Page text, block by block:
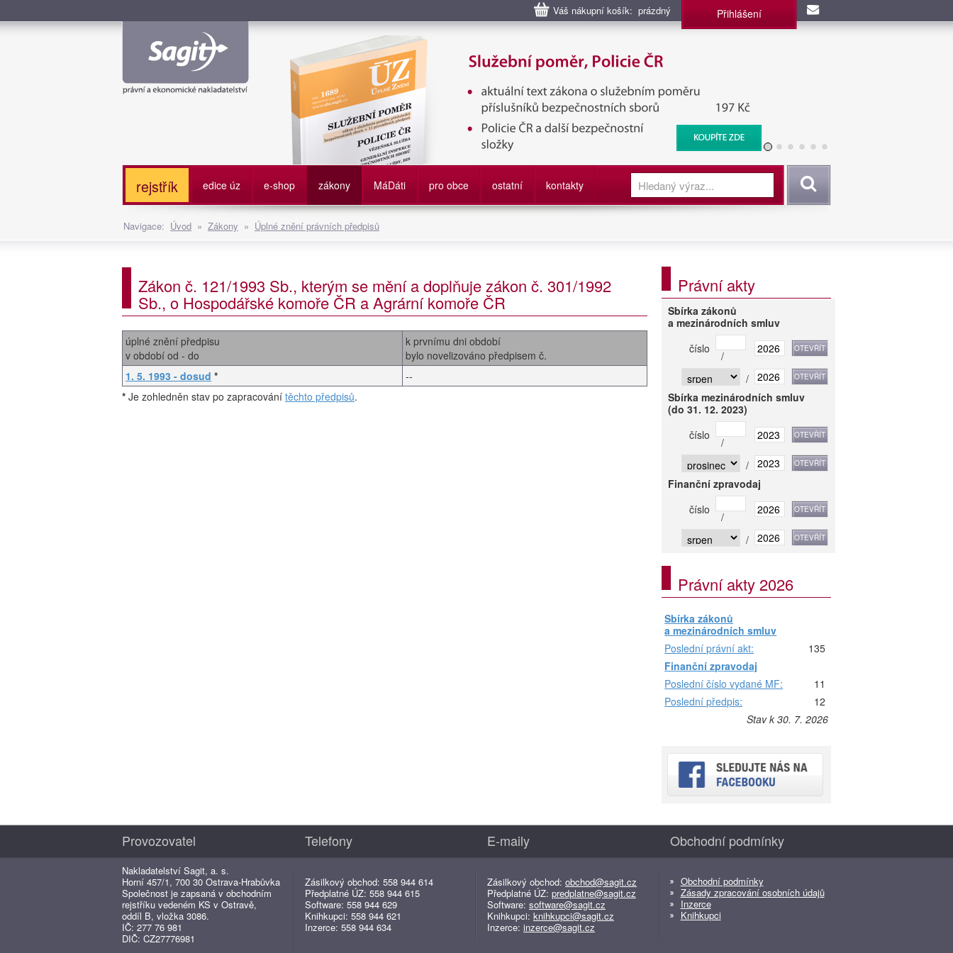
Váš nákupní košík: prázdný Přihlášení
Služební poměr příslušníků bezpečnostních sborů, Policie ČR, Vězeňská služba, BIS, Zpravodajské
služby
rejstřík edice úz e-shop zákony MáDáti pro obce ostatní kontakty Vyhledat
Navigace: Úvod » Zákony » Úplné znění právních předpisů
Zákon č. 121/1993 Sb., kterým se mění a doplňuje zákon č. 301/1992
Sb., o Hospodářské komoře ČR a Agrární komoře ČR
úplné znění předpisu
v období od - do
k prvnímu dni období
bylo novelizováno předpisem č.
1. 5. 1993 - dosud *
--
* Je zohledněn stav po zapracování těchto předpisů.
Právní akty
Sbírka zákonů
a mezinárodních smluv
číslo
/
/
Sbírka mezinárodních smluv
(do 31. 12. 2023)
číslo
/
/
Finanční zpravodaj
číslo
/
/
Právní akty 2026
Sbírka zákonů
a mezinárodních smluv
Poslední právní akt:
135
Finanční zpravodaj
Poslední číslo vydané MF:
11
Poslední předpis:
12
Stav k 30. 7. 2026
Provozovatel
Nakladatelství Sagit, a. s.
Horní 457/1, 700 30 Ostrava-Hrabůvka
Společnost je zapsaná v obchodním
rejstříku vedeném KS v Ostravě,
oddíl B, vložka 3086.
IČ: 277 76 981
DIČ: CZ27776981
Telefony
Zásilkový obchod: 558 944 614
Předplatné ÚZ: 558 944 615
Software: 558 944 629
Knihkupci: 558 944 621
Inzerce: 558 944 634
E-maily
Zásilkový obchod: obchod@sagit.cz
Předplatné ÚZ: predplatne@sagit.cz
Software: software@sagit.cz
Knihkupci: knihkupci@sagit.cz
Inzerce: inzerce@sagit.cz
Obchodní podmínky
Obchodní podmínky
Zásady zpracování osobních údajů
Inzerce
Knihkupci